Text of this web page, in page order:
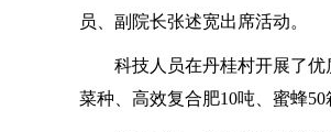
员、副院长张述宽出席活动。
科技人员在丹桂村开展了
菜种、高效复合肥10吨、蜜蜂50